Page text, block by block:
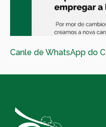
Canle de WhatsApp do